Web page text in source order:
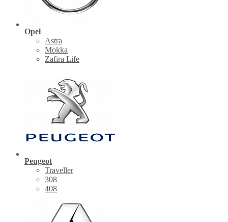
Opel
Astra
Mokka
Zafira Life
Peugeot
Traveller
308
408